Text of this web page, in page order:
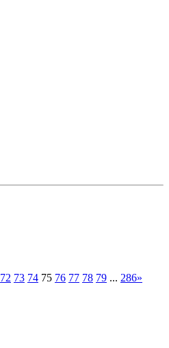
72 73 74 75 76 77 78 79 ... 286»